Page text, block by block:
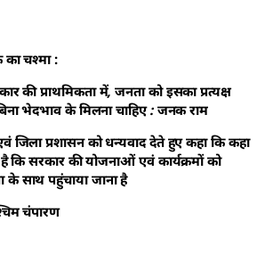
चश्मा :
की प्राथमिकता में, जनता को इसका प्रत्यक्ष
भेदभाव के मिलना चाहिए : जनक राम
जिला प्रशासन को धन्यवाद देते हुए कहा कि कहा
कि सरकार की योजनाओं एवं कार्यक्रमों को
पहुंचाया जाना है
चंपारण